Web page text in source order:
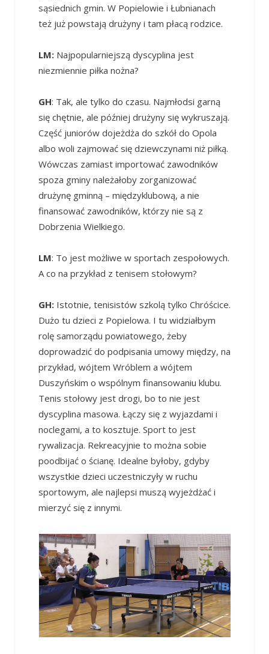
sąsiednich gmin. W Popielowie i Łubnianach
też już powstają drużyny i tam płacą rodzice.
LM:Najpopularniejszą dyscyplina jest
niezmiennie piłka nożna?
GH: Tak, ale tylko do czasu. Najmłodsi garną
się chętnie, ale później drużyny się wykruszają.
Część juniorów dojeżdża do szkół do Opola
albo woli zajmować się dziewczynami niż piłką.
Wówczas zamiast importować zawodników
spoza gminy należałoby zorganizować
drużynę gminną – międzyklubową, a nie
finansować zawodników, którzy nie są z
Dobrzenia Wielkiego.
LM: To jest możliwe w sportach zespołowych.
A co na przykład z tenisem stołowym?
GH:Istotnie, tenisistów szkolą tylko Chróścice.
Dużo tu dzieci z Popielowa. I tu widziałbym
rolę samorządu powiatowego, żeby
doprowadzić do podpisania umowy między, na
przykład, wójtem Wróblem a wójtem
Duszyńskim o wspólnym finansowaniu klubu.
Tenis stołowy jest drogi, bo to nie jest
dyscyplina masowa. Łączy się z wyjazdami i
noclegami, a to kosztuje. Sport to jest
rywalizacja. Rekreacyjnie to można sobie
poodbijać o ścianę. Idealne byłoby, gdyby
wszystkie dzieci uczestniczyły w ruchu
sportowym, ale najlepsi muszą wyjeżdżać i
mierzyć się z innymi.